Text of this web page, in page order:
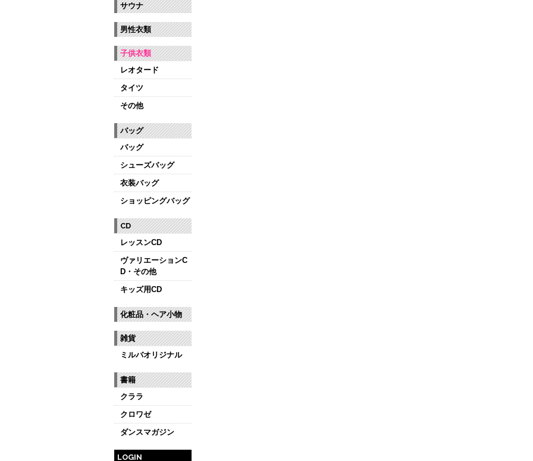
サウナ
男性衣類
子供衣類
レオタード
タイツ
その他
バッグ
バッグ
シューズバッグ
衣装バッグ
ショッピングバッグ
CD
レッスンCD
ヴァリエーションC
D・その他
キッズ用CD
化粧品・ヘア小物
雑貨
ミルバオリジナル
書籍
クララ
クロワゼ
ダンスマガジン
LOGIN